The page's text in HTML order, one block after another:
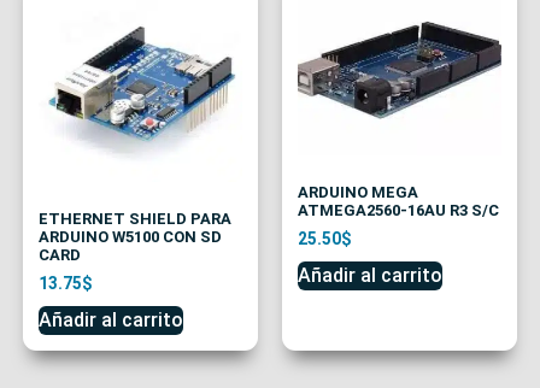
ETHERNET SHIELD PARA
ARDUINO W5100 CON SD
CARD
13.75$
Añadir al carrito
ARDUINO MEGA
ATMEGA2560-16AU R3 S/C
25.50$
Añadir al carrito